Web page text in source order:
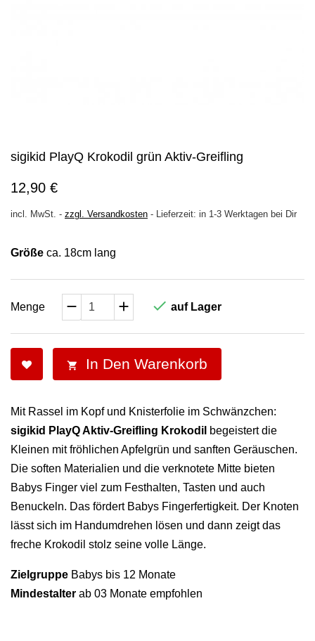
sigikid PlayQ Krokodil grün Aktiv-Greifling
12,90 €
incl. MwSt. - zzgl. Versandkosten - Lieferzeit: in 1-3 Werktagen bei Dir
Größe ca. 18cm lang
Menge  auf Lager
 In Den Warenkorb
Mit Rassel im Kopf und Knisterfolie im Schwänzchen:
sigikid PlayQ Aktiv-Greifling Krokodil begeistert die
Kleinen mit fröhlichen Apfelgrün und sanften Geräuschen.
Die soften Materialien und die verknotete Mitte bieten
Babys Finger viel zum Festhalten, Tasten und auch
Benuckeln. Das fördert Babys Fingerfertigkeit. Der Knoten
lässt sich im Handumdrehen lösen und dann zeigt das
freche Krokodil stolz seine volle Länge.
Zielgruppe Babys bis 12 Monate
Mindestalter ab 03 Monate empfohlen